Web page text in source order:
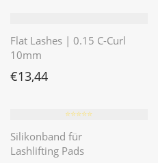
Flat Lashes | 0.15 C-Curl
10mm
€13,44
⭐️⭐️⭐️⭐️⭐️
Silikonband für
Lashlifting Pads